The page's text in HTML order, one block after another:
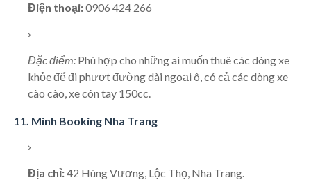
Điện thoại:0906 424 266
Đặc điểm: Phù hợp cho những ai muốn thuê các dòng xe
khỏe để đi phượt đường dài ngoại ô, có cả các dòng xe
cào cào, xe côn tay 150cc.
11. Minh Booking Nha Trang
Địa chỉ:42 Hùng Vương, Lộc Thọ, Nha Trang.